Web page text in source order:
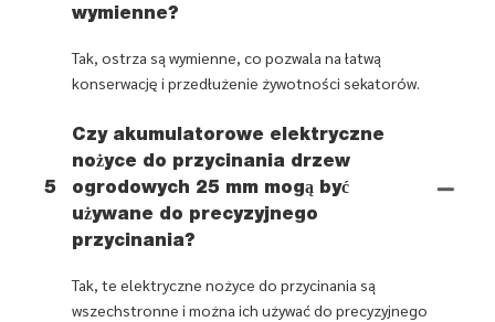
wymienne?
Tak, ostrza są wymienne, co pozwala na łatwą
konserwację i przedłużenie żywotności sekatorów.
5
Czy akumulatorowe elektryczne
nożyce do przycinania drzew
ogrodowych 25 mm mogą być
używane do precyzyjnego
przycinania?
Tak, te elektryczne nożyce do przycinania są
wszechstronne i można ich używać do precyzyjnego